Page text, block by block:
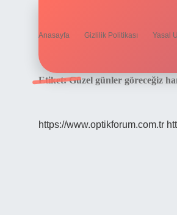
Anasayfa Gizlilik Politikası Yasal
Etiket:Güzel günler göreceğiz
https://www.optikforum.com.tr